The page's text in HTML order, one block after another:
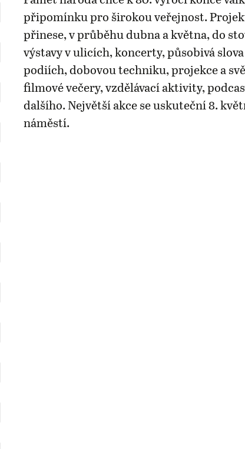
připomínku pro širokou veřejnost.
přinese, v průběhu dubna a května, do
výstavy v ulicích, koncerty, působivá
podiích, dobovou techniku, projekce a
filmové večery, vzdělávací aktivity,
dalšího. Největší akce se uskuteční 8.
náměstí.